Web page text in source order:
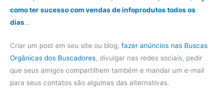
como ter sucesso com vendas de infoprodutos todos os
dias…
Criar um post em seu site ou blog, fazer anúncios nas Buscas
Orgânicas dos Buscadores, divulgar nas redes sociais, pedir
que seus amigos compartilhem também e mandar um e-mail
para seus contatos são algumas das alternativas.